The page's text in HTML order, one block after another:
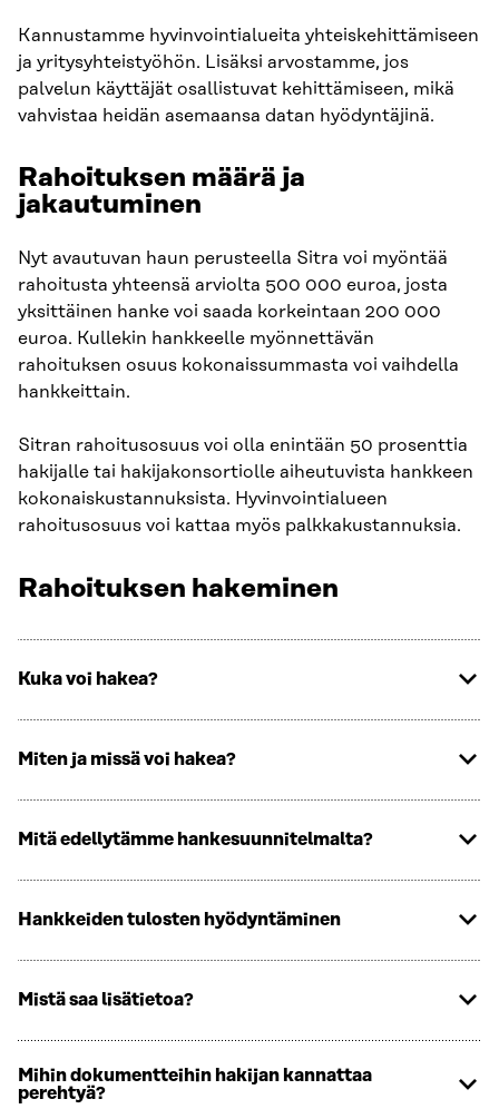
Kannustamme hyvinvointialueita yhteiskehittämiseen
ja yritysyhteistyöhön. Lisäksi arvostamme, jos
palvelun käyttäjät osallistuvat kehittämiseen, mikä
vahvistaa heidän asemaansa datan hyödyntäjinä.
Rahoituksen määrä ja
jakautuminen
Nyt avautuvan haun perusteella Sitra voi myöntää
rahoitusta yhteensä arviolta 500 000 euroa, josta
yksittäinen hanke voi saada korkeintaan 200 000
euroa. Kullekin hankkeelle myönnettävän
rahoituksen osuus kokonaissummasta voi vaihdella
hankkeittain.
Sitran rahoitusosuus voi olla enintään 50 prosenttia
hakijalle tai hakijakonsortiolle aiheutuvista hankkeen
kokonaiskustannuksista. Hyvinvointialueen
rahoitusosuus voi kattaa myös palkkakustannuksia.
Rahoituksen hakeminen
Kuka voi hakea?
Miten ja missä voi hakea?
Mitä edellytämme hankesuunnitelmalta?
Hankkeiden tulosten hyödyntäminen
Mistä saa lisätietoa?
Mihin dokumentteihin hakijan kannattaa
perehtyä?